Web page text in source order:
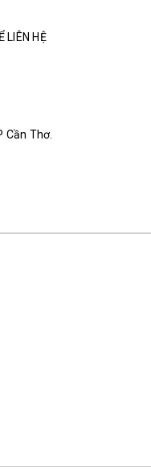
LIÊN HỆ
Cần Thơ.